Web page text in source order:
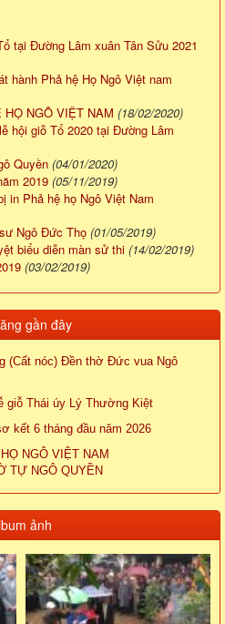
tại Đường Lâm xuân Tân Sửu 2021
hành Phả hệ Họ Ngô Việt nam
NGÔ VIỆT NAM (18/02/2020)
hội giỗ Tổ 2020 tại Đường Lâm
Quyền (04/01/2020)
2019 (05/11/2019)
in Phả hệ họ Ngô Việt Nam
Ngô Đức Thọ (01/05/2019)
biểu diễn màn sử thi (14/02/2019)
(03/02/2019)
gần đây
(Cất nóc) Đền thờ Đức vua Ngô
giỗ Thái úy Lý Thường Kiệt
kết 6 tháng đầu năm 2026
NGÔ VIỆT NAM
TỰ NGÔ QUYỀN
ảnh